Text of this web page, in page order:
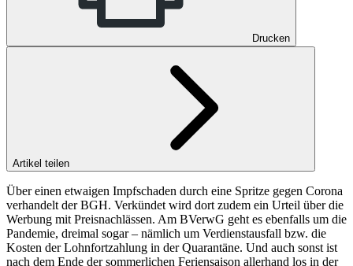
Drucken
Artikel teilen
Über einen etwaigen Impfschaden durch eine Spritze gegen Corona
verhandelt der BGH. Verkündet wird dort zudem ein Urteil über die
Werbung mit Preisnachlässen. Am BVerwG geht es ebenfalls um die
Pandemie, dreimal sogar – nämlich um Verdienstausfall bzw. die
Kosten der Lohnfortzahlung in der Quarantäne. Und auch sonst ist
nach dem Ende der sommerlichen Feriensaison allerhand los in der